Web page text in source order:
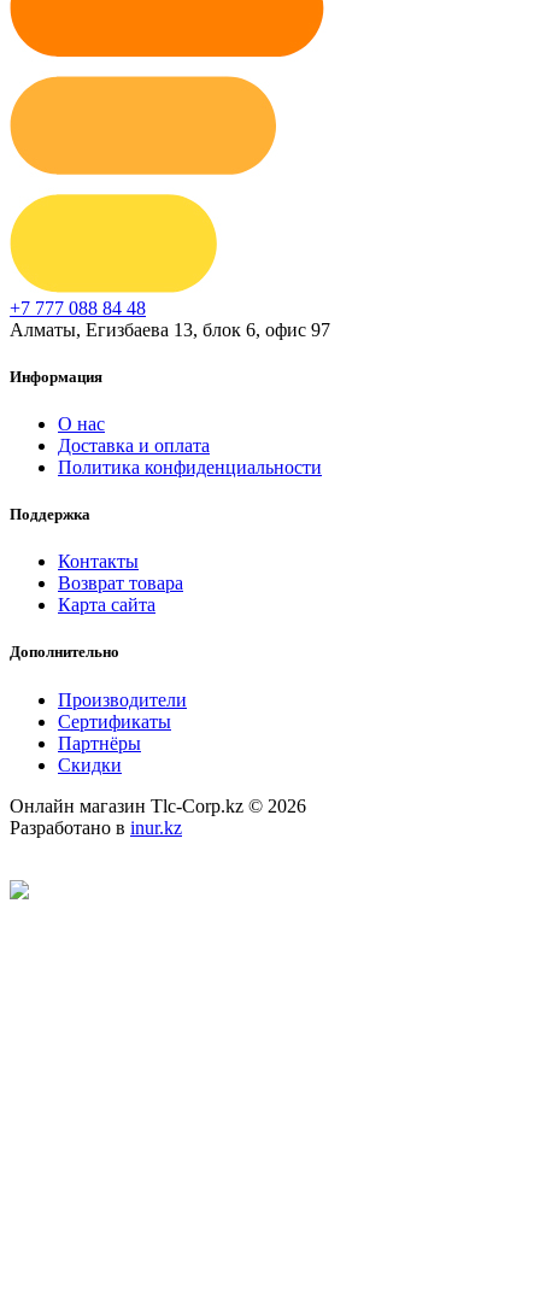
+7 777 088 84 48
Алматы, Егизбаева 13, блок 6, офис 97
Информация
О нас
Доставка и оплата
Политика конфиденциальности
Поддержка
Контакты
Возврат товара
Карта сайта
Дополнительно
Производители
Сертификаты
Партнёры
Скидки
Онлайн магазин Tlc-Corp.kz © 2026
Разработано в inur.kz